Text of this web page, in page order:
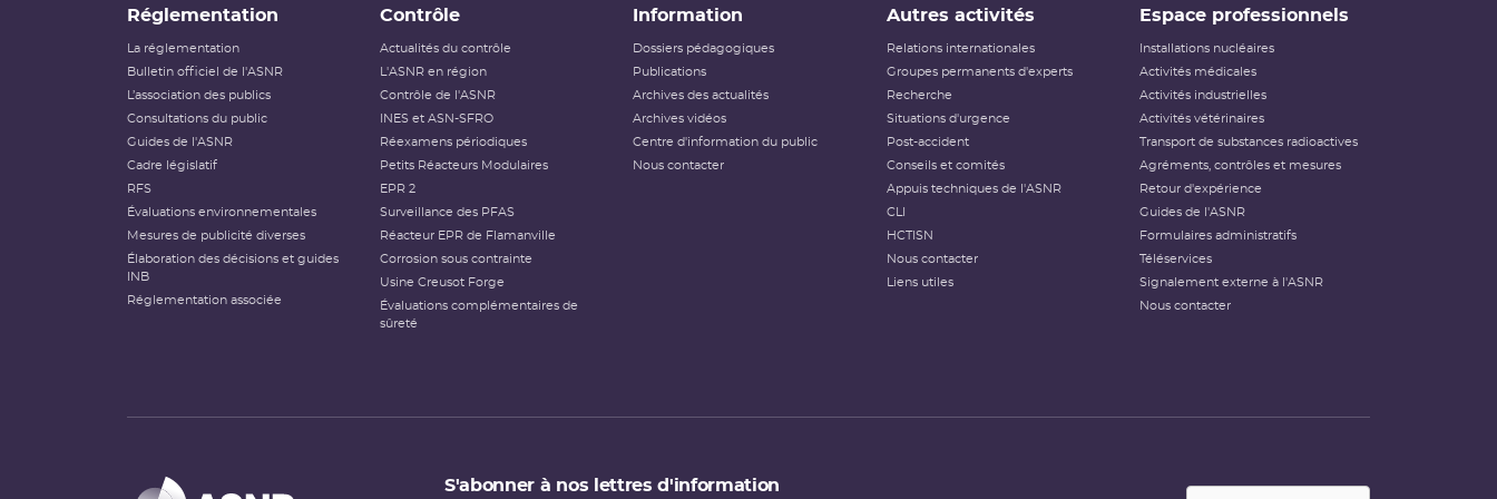
Réglementation
La réglementation
Bulletin officiel de l'ASNR
L’association des publics
Consultations du public
Guides de l'ASNR
Cadre législatif
RFS
Évaluations environnementales
Mesures de publicité diverses
Élaboration des décisions et guides
INB
Réglementation associée
Contrôle
Actualités du contrôle
L'ASNR en région
Contrôle de l'ASNR
INES et ASN-SFRO
Réexamens périodiques
Petits Réacteurs Modulaires
EPR 2
Surveillance des PFAS
Réacteur EPR de Flamanville
Corrosion sous contrainte
Usine Creusot Forge
Évaluations complémentaires de
sûreté
Information
Dossiers pédagogiques
Publications
Archives des actualités
Archives vidéos
Centre d'information du public
Nous contacter
Autres activités
Relations internationales
Groupes permanents d'experts
Recherche
Situations d'urgence
Post-accident
Conseils et comités
Appuis techniques de l'ASNR
CLI
HCTISN
Nous contacter
Liens utiles
Espace professionnels
Installations nucléaires
Activités médicales
Activités industrielles
Activités vétérinaires
Transport de substances radioactives
Agréments, contrôles et mesures
Retour d'expérience
Guides de l'ASNR
Formulaires administratifs
Téléservices
Signalement externe à l'ASNR
Nous contacter
S'abonner à nos lettres d'information